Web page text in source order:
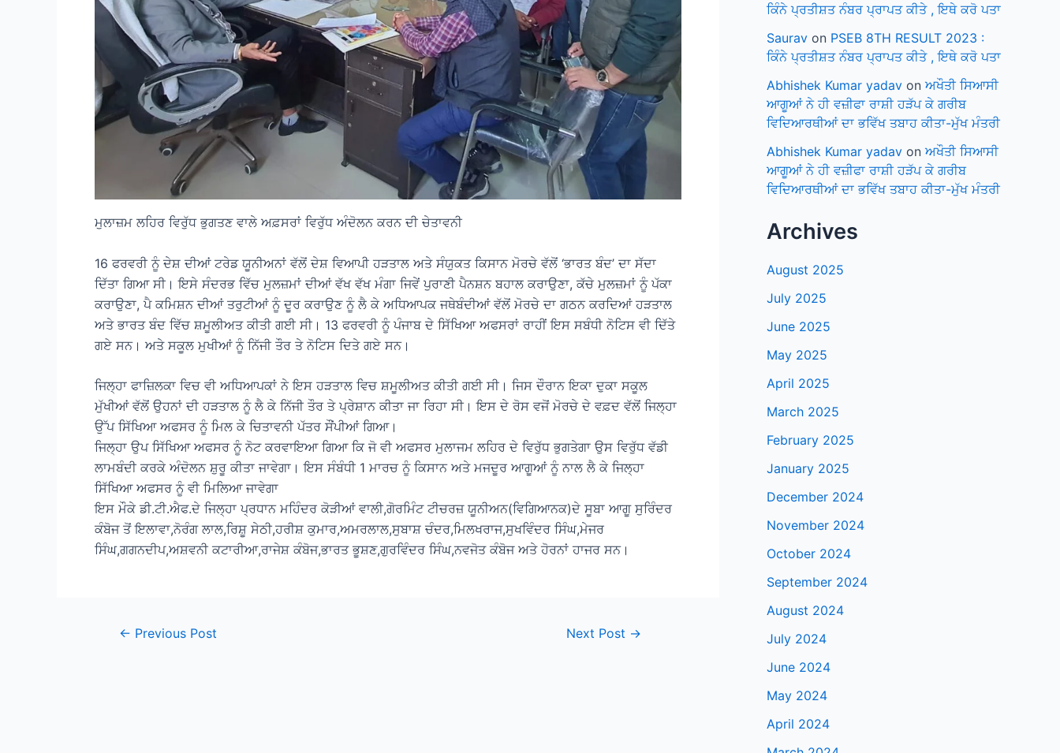
ਮੁਲਾਜ਼ਮ ਲਹਿਰ ਵਿਰੁੱਧ ਭੁਗਤਣ ਵਾਲੇ ਅਫ਼ਸਰਾਂ ਵਿਰੁੱਧ ਅੰਦੋਲਨ ਕਰਨ ਦੀ ਚੇਤਾਵਨੀ
16 ਫਰਵਰੀ ਨੂੰ ਦੇਸ਼ ਦੀਆਂ ਟਰੇਡ ਯੂਨੀਅਨਾਂ ਵੱਲੋਂ ਦੇਸ਼ ਵਿਆਪੀ ਹੜਤਾਲ ਅਤੇ ਸੰਯੁਕਤ ਕਿਸਾਨ ਮੋਰਚੇ ਵੱਲੋਂ ‘ਭਾਰਤ ਬੰਦ’ ਦਾ ਸੱਦਾ
ਦਿੱਤਾ ਗਿਆ ਸੀ। ਇਸੇ ਸੰਦਰਭ ਵਿੱਚ ਮੁਲਜ਼ਮਾਂ ਦੀਆਂ ਵੱਖ ਵੱਖ ਮੰਗਾ ਜਿਵੇਂ ਪੁਰਾਣੀ ਪੈਨਸ਼ਨ ਬਹਾਲ ਕਰਾਉਣਾ, ਕੱਚੇ ਮੁਲਜ਼ਮਾਂ ਨੂੰ ਪੱਕਾ
ਕਰਾਉਣਾ, ਪੈ ਕਮਿਸ਼ਨ ਦੀਆਂ ਤਰੁਟੀਆਂ ਨੂੰ ਦੂਰ ਕਰਾਉਣ ਨੂੰ ਲੈ ਕੇ ਅਧਿਆਪਕ ਜਥੇਬੰਦੀਆਂ ਵੱਲੋਂ ਮੋਰਚੇ ਦਾ ਗਠਨ ਕਰਦਿਆਂ ਹੜਤਾਲ
ਅਤੇ ਭਾਰਤ ਬੰਦ ਵਿੱਚ ਸ਼ਮੂਲੀਅਤ ਕੀਤੀ ਗਈ ਸੀ। 13 ਫਰਵਰੀ ਨੂੰ ਪੰਜਾਬ ਦੇ ਸਿੱਖਿਆ ਅਫਸਰਾਂ ਰਾਹੀਂ ਇਸ ਸਬੰਧੀ ਨੋਟਿਸ ਵੀ ਦਿੱਤੇ
ਗਏ ਸਨ। ਅਤੇ ਸਕੂਲ ਮੁਖੀਆਂ ਨੂੰ ਨਿੱਜੀ ਤੌਰ ਤੇ ਨੋਟਿਸ ਦਿਤੇ ਗਏ ਸਨ।
ਜਿਲ੍ਹਾ ਫਾਜ਼ਿਲਕਾ ਵਿਚ ਵੀ ਅਧਿਆਪਕਾਂ ਨੇ ਇਸ ਹੜਤਾਲ ਵਿਚ ਸ਼ਮੂਲੀਅਤ ਕੀਤੀ ਗਈ ਸੀ। ਜਿਸ ਦੌਰਾਨ ਇਕਾ ਦੁਕਾ ਸਕੂਲ
ਮੁੱਖੀਆਂ ਵੱਲੋਂ ਉਹਨਾਂ ਦੀ ਹੜਤਾਲ ਨੂੰ ਲੈ ਕੇ ਨਿੱਜੀ ਤੌਰ ਤੇ ਪ੍ਰੇਸ਼ਾਨ ਕੀਤਾ ਜਾ ਰਿਹਾ ਸੀ। ਇਸ ਦੇ ਰੋਸ ਵਜੋਂ ਮੋਰਚੇ ਦੇ ਵਫ਼ਦ ਵੱਲੋਂ ਜਿਲ੍ਹਾ
ਉੱਪ ਸਿੱਖਿਆ ਅਫਸਰ ਨੂੰ ਮਿਲ ਕੇ ਚਿਤਾਵਨੀ ਪੱਤਰ ਸੌਂਪੀਆਂ ਗਿਆ।
ਜਿਲ੍ਹਾ ਉਪ ਸਿੱਖਿਆ ਅਫਸਰ ਨੂੰ ਨੋਟ ਕਰਵਾਇਆ ਗਿਆ ਕਿ ਜੋ ਵੀ ਅਫਸਰ ਮੁਲਾਜਮ ਲਹਿਰ ਦੇ ਵਿਰੁੱਧ ਭੁਗਤੇਗਾ ਉਸ ਵਿਰੁੱਧ ਵੱਡੀ
ਲਾਮਬੰਦੀ ਕਰਕੇ ਅੰਦੋਲਨ ਸ਼ੁਰੂ ਕੀਤਾ ਜਾਵੇਗਾ। ਇਸ ਸੰਬੰਧੀ 1 ਮਾਰਚ ਨੂੰ ਕਿਸਾਨ ਅਤੇ ਮਜਦੂਰ ਆਗੂਆਂ ਨੂੰ ਨਾਲ ਲੈ ਕੇ ਜਿਲ੍ਹਾ
ਸਿੱਖਿਆ ਅਫਸਰ ਨੂੰ ਵੀ ਮਿਲਿਆ ਜਾਵੇਗਾ
ਇਸ ਮੌਕੇ ਡੀ.ਟੀ.ਐਫ.ਦੇ ਜਿਲ੍ਹਾ ਪ੍ਰਧਾਨ ਮਹਿੰਦਰ ਕੋੜੀਆਂ ਵਾਲੀ,ਗੋਰਮਿੰਟ ਟੀਚਰਜ਼ ਯੂਨੀਅਨ(ਵਿਗਿਆਨਕ)ਦੇ ਸੂਬਾ ਆਗੂ ਸੁਰਿੰਦਰ
ਕੰਬੋਜ ਤੋਂ ਇਲਾਵਾ,ਨੋਰੰਗ ਲਾਲ,ਰਿਸ਼ੂ ਸੇਠੀ,ਹਰੀਸ਼ ਕੁਮਾਰ,ਅਮਰਲਾਲ,ਸੁਬਾਸ਼ ਚੰਦਰ,ਮਿਲਖਰਾਜ,ਸੁਖਵਿੰਦਰ ਸਿੰਘ,ਮੇਜਰ
ਸਿੰਘ,ਗਗਨਦੀਪ,ਅਸ਼ਵਨੀ ਕਟਾਰੀਆ,ਰਾਜੇਸ਼ ਕੰਬੋਜ,ਭਾਰਤ ਭੂਸ਼ਣ,ਗੁਰਵਿੰਦਰ ਸਿੰਘ,ਨਵਜੋਤ ਕੰਬੋਜ ਅਤੇ ਹੋਰਨਾਂ ਹਾਜਰ ਸਨ।
Post← Previous Post Next Post →
ਕਿੰਨੇ ਪ੍ਰਤੀਸ਼ਤ ਨੰਬਰ ਪ੍ਰਾਪਤ ਕੀਤੇ , ਇਥੇ ਕਰੋ ਪਤਾ
Saurav on PSEB 8TH RESULT 2023 :
ਕਿੰਨੇ ਪ੍ਰਤੀਸ਼ਤ ਨੰਬਰ ਪ੍ਰਾਪਤ ਕੀਤੇ , ਇਥੇ ਕਰੋ ਪਤਾ
Abhishek Kumar yadav on ਅਖੌਤੀ ਸਿਆਸੀ
ਆਗੂਆਂ ਨੇ ਹੀ ਵਜ਼ੀਫਾ ਰਾਸ਼ੀ ਹੜੱਪ ਕੇ ਗਰੀਬ
ਵਿਦਿਆਰਥੀਆਂ ਦਾ ਭਵਿੱਖ ਤਬਾਹ ਕੀਤਾ-ਮੁੱਖ ਮੰਤਰੀ
Abhishek Kumar yadav on ਅਖੌਤੀ ਸਿਆਸੀ
ਆਗੂਆਂ ਨੇ ਹੀ ਵਜ਼ੀਫਾ ਰਾਸ਼ੀ ਹੜੱਪ ਕੇ ਗਰੀਬ
ਵਿਦਿਆਰਥੀਆਂ ਦਾ ਭਵਿੱਖ ਤਬਾਹ ਕੀਤਾ-ਮੁੱਖ ਮੰਤਰੀ
Archives
August 2025
July 2025
June 2025
May 2025
April 2025
March 2025
February 2025
January 2025
December 2024
November 2024
October 2024
September 2024
August 2024
July 2024
June 2024
May 2024
April 2024